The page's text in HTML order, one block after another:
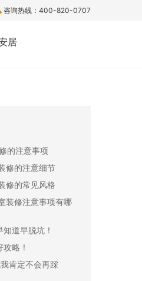
咨询热线：400-820-0707
居
的注意事项
修的注意细节
修的常见风格
装修注意事项有哪
道早脱坑！
略！
肯定不会再踩